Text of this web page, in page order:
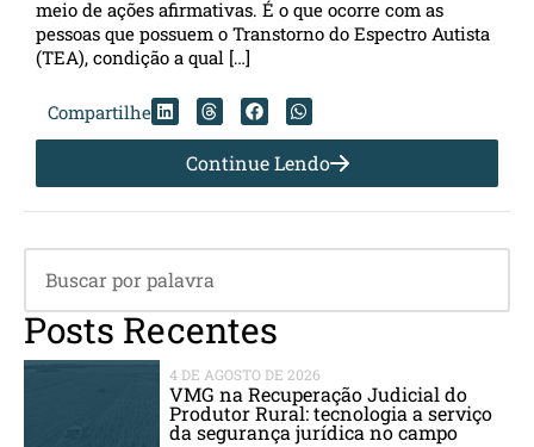
meio de ações afirmativas. É o que ocorre com as
pessoas que possuem o Transtorno do Espectro Autista
(TEA), condição a qual […]
Compartilhe
Continue Lendo
Posts Recentes
4 DE AGOSTO DE 2026
VMG na Recuperação Judicial do
Produtor Rural: tecnologia a serviço
da segurança jurídica no campo